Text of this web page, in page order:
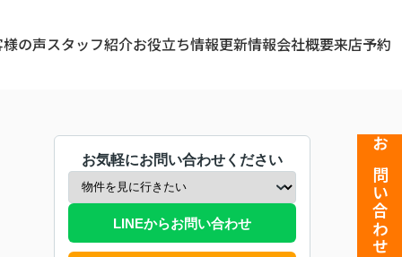
の声スタッフ紹介お役立ち情報更新情報会社概要来店予約
お問い合わせ
お気軽にお問い合わせください
LINEからお問い合わせ